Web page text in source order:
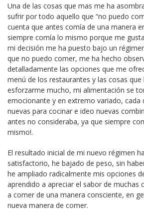
Una de las cosas que mas me ha
sufrir por todo aquello que “no puedo
cuenta que antes comía de una manera
siempre comía lo mismo porque me
mi decisión me ha puesto bajo un
que no puedo comer, me ha hecho
detalladamente las opciones que me
menú de los restaurantes y las cosas que
esforzarme mucho, mi alimentación se
emocionante y en extremo variado, cada
nuevas para cocinar e ideo nuevas
antes no consideraba, ya que siempre
mismo!.
El resultado inicial de mi nuevo régimen
satisfactorio, he bajado de peso, sin
he ampliado radicalmente mis opciones
aprendido a apreciar el sabor de muchas
a comer de una manera consciente, en
nueva manera de comer.